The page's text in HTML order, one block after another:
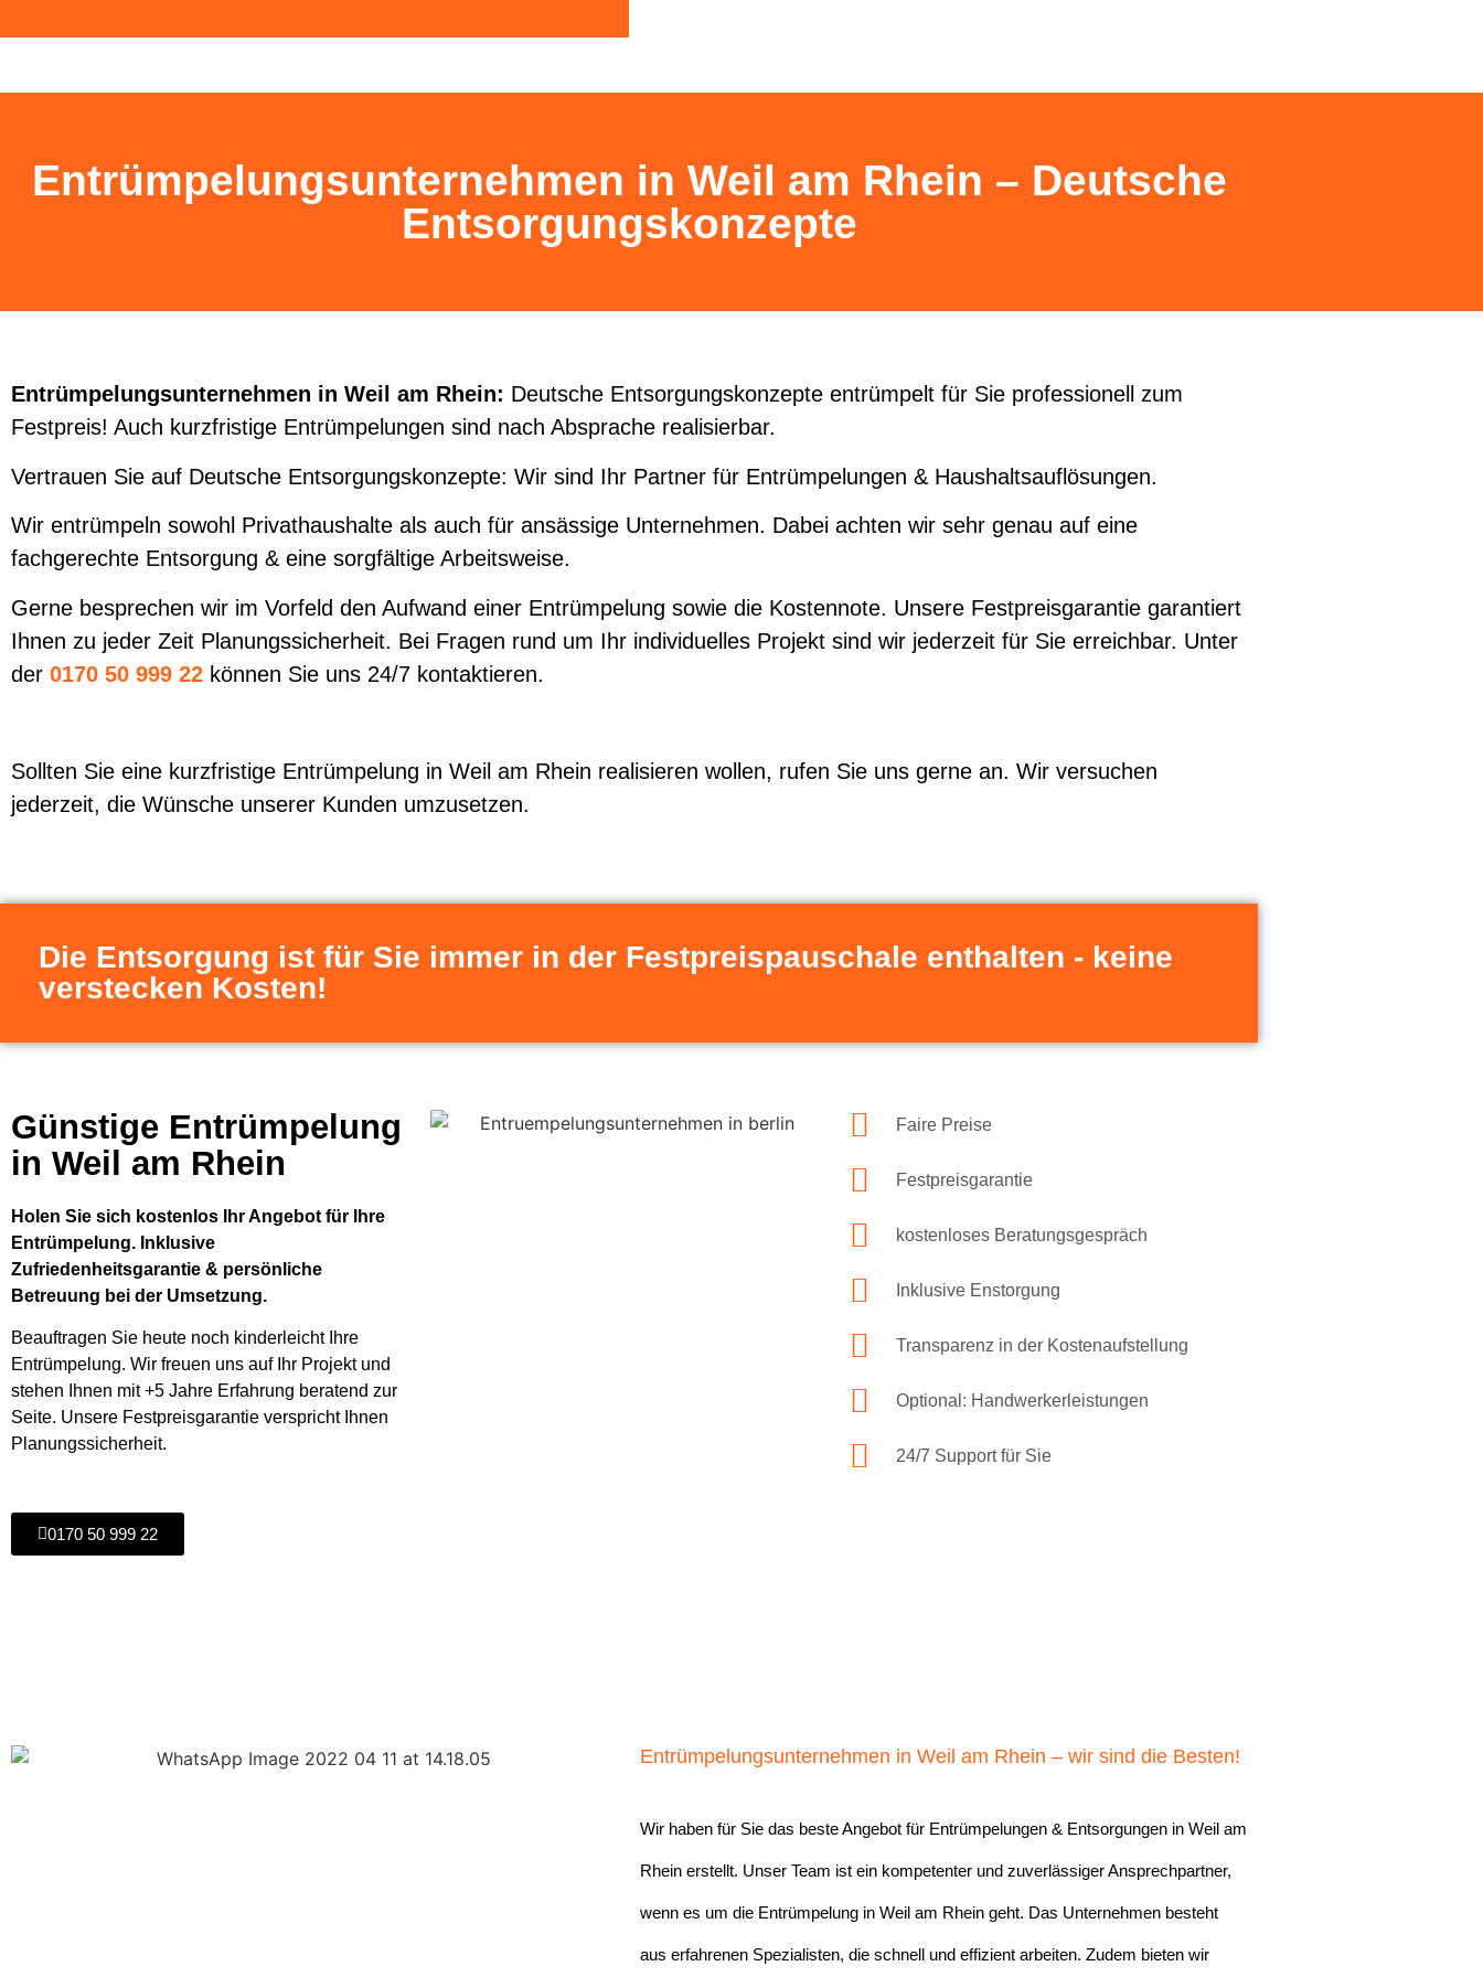
Zurück
Entrümpelungsunternehmen in Weil am Rhein – Deutsche
Entsorgungskonzepte
Entrümpelungsunternehmen in Weil am Rhein: Deutsche Entsorgungskonzepte entrümpelt für Sie professionell zum
Festpreis! Auch kurzfristige Entrümpelungen sind nach Absprache realisierbar.
Vertrauen Sie auf Deutsche Entsorgungskonzepte: Wir sind Ihr Partner für Entrümpelungen & Haushaltsauflösungen.
Wir entrümpeln sowohl Privathaushalte als auch für ansässige Unternehmen. Dabei achten wir sehr genau auf eine
fachgerechte Entsorgung & eine sorgfältige Arbeitsweise.
Gerne besprechen wir im Vorfeld den Aufwand einer Entrümpelung sowie die Kostennote. Unsere Festpreisgarantie garantiert
Ihnen zu jeder Zeit Planungssicherheit. Bei Fragen rund um Ihr individuelles Projekt sind wir jederzeit für Sie erreichbar. Unter
der 0170 50 999 22 können Sie uns 24/7 kontaktieren.
Sollten Sie eine kurzfristige Entrümpelung in Weil am Rhein realisieren wollen, rufen Sie uns gerne an. Wir versuchen
jederzeit, die Wünsche unserer Kunden umzusetzen.
Die Entsorgung ist für Sie immer in der Festpreispauschale enthalten - keine
verstecken Kosten!
Günstige Entrümpelung
in Weil am Rhein
Holen Sie sich kostenlos Ihr Angebot für Ihre
Entrümpelung. Inklusive
Zufriedenheitsgarantie & persönliche
Betreuung bei der Umsetzung.
Beauftragen Sie heute noch kinderleicht Ihre
Entrümpelung. Wir freuen uns auf Ihr Projekt und
stehen Ihnen mit +5 Jahre Erfahrung beratend zur
Seite. Unsere Festpreisgarantie verspricht Ihnen
Planungssicherheit.
0170 50 999 22
Faire Preise
Festpreisgarantie
kostenloses Beratungsgespräch
Inklusive Enstorgung
Transparenz in der Kostenaufstellung
Optional: Handwerkerleistungen
24/7 Support für Sie
Entrümpelungsunternehmen in Weil am Rhein – wir sind die Besten!
Wir haben für Sie das beste Angebot für Entrümpelungen & Entsorgungen in Weil am
Rhein erstellt. Unser Team ist ein kompetenter und zuverlässiger Ansprechpartner,
wenn es um die Entrümpelung in Weil am Rhein geht. Das Unternehmen besteht
aus erfahrenen Spezialisten, die schnell und effizient arbeiten. Zudem bieten wir